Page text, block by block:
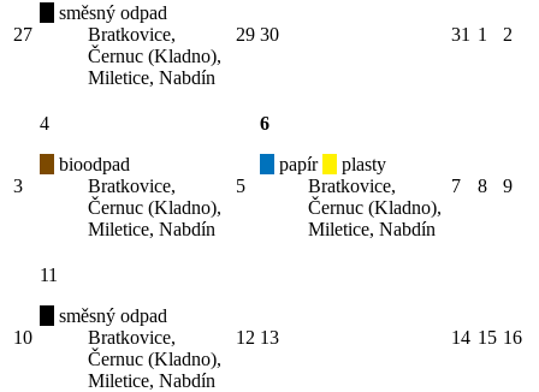
27
směsný odpad
Bratkovice,
Černuc (Kladno),
Miletice, Nabdín
29 30 31 1 2
3
4
bioodpad
Bratkovice,
Černuc (Kladno),
Miletice, Nabdín
5
6
papír
plasty
Bratkovice,
Černuc (Kladno),
Miletice, Nabdín
7 8 9
10
11
směsný odpad
Bratkovice,
Černuc (Kladno),
Miletice, Nabdín
12 13 14 15 16